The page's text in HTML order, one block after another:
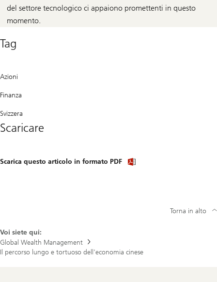
del settore tecnologico ci appaiono promettenti in questo
momento.
Tag
Azioni
Finanza
Svizzera
Scaricare
Scarica questo articolo in formato PDF
Voi siete qui:
Global Wealth Management
Il percorso lungo e tortuoso dell'economia cinese
Torna in alto